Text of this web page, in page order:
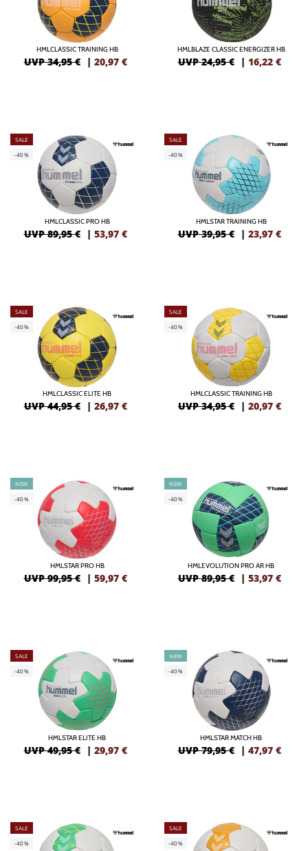
HMLCLASSIC TRAINING HB
UVP 34,95 € | 20,97 €
HMLBLAZE CLASSIC ENERGIZER HB
UVP 24,95 € | 16,22 €
SALE
-40%
HMLCLASSIC PRO HB
UVP 89,95 € | 53,97 €
SALE
-40%
HMLSTAR TRAINING HB
UVP 39,95 € | 23,97 €
SALE
-40%
HMLCLASSIC ELITE HB
UVP 44,95 € | 26,97 €
SALE
-40%
HMLCLASSIC TRAINING HB
UVP 34,95 € | 20,97 €
NEW
-40%
HMLSTAR PRO HB
UVP 99,95 € | 59,97 €
NEW
-40%
HMLEVOLUTION PRO AR HB
UVP 89,95 € | 53,97 €
SALE
-40%
HMLSTAR ELITE HB
UVP 49,95 € | 29,97 €
NEW
-40%
HMLSTAR MATCH HB
UVP 79,95 € | 47,97 €
SALE
-40%
SALE
-40%